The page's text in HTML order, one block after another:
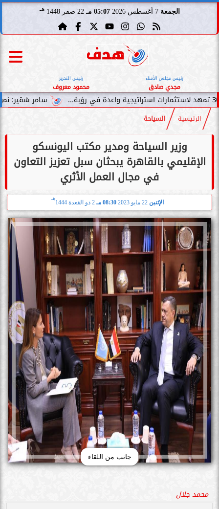
الجمعة 7 أغسطس 2026 05:07 مـ 22 صفر 1448 هـ
رئيس مجلس الأمناء
مجدي صادق
رئيس التحرير
محمود معروف
سامر شقير: نمو صناديق
الرئيسية السياحة
وزير السياحة ومدير مكتب اليونسكو
الإقليمي بالقاهرة يبحثان سبل تعزيز التعاون
في مجال العمل الأثري
الإثنين 08:30 مـ 2 ذو القعدة 1444
هـ
جانب من اللقاء
محمد جلال